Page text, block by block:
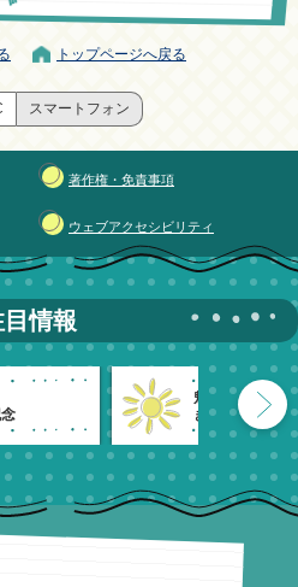
トップページへ戻る
スマートフォン
著作権・免責事項
ウェブアクセシビリティ
情報
魅力発信！
きよせのーと。